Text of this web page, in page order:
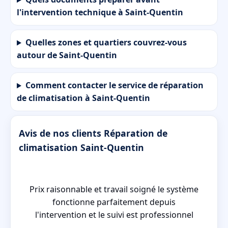
l'intervention technique à Saint-Quentin
Quelles zones et quartiers couvrez-vous
autour de Saint-Quentin
Comment contacter le service de réparation
de climatisation à Saint-Quentin
Avis de nos clients Réparation de
climatisation Saint-Quentin
Prix raisonnable et travail soigné le système
fonctionne parfaitement depuis
l'intervention et le suivi est professionnel